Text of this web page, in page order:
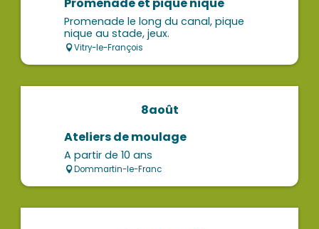
Promenade le long du canal, pique
nique au stade, jeux.
Vitry-le-François
8août
Ateliers de moulage
A partir de 10 ans
Dommartin-le-Franc